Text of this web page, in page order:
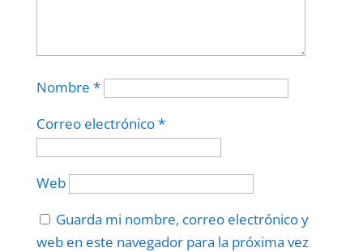
Nombre *
Correo electrónico*
Web
Guarda mi nombre, correo electrónico y
web en este navegador para la próxima vez